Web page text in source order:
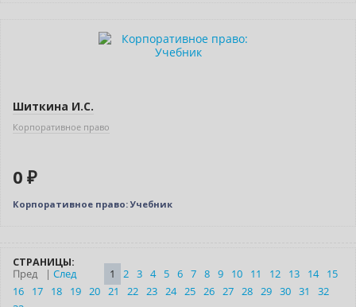
Шиткина И.С.
Корпоративное право
0 ₽
Корпоративное право: Учебник
СТРАНИЦЫ:
Пред
| След 1 2 3 4 5 6 7 8 9 10 11 12 13 14
15
16
17 18 19 20 21 22 23 24 25 26 27 28 29 30 31
32